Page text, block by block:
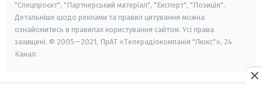
"Спецпроєкт", "Партнерський матеріал", "Експерт", "Позиція".
Детальніше щодо реклами та правил цитування можна
ознайомитись в правилах користування сайтом. Усі права
захищені. © 2005—2021, ПрАТ «Телерадіокомпанія "Люкс"», 24
Канал.